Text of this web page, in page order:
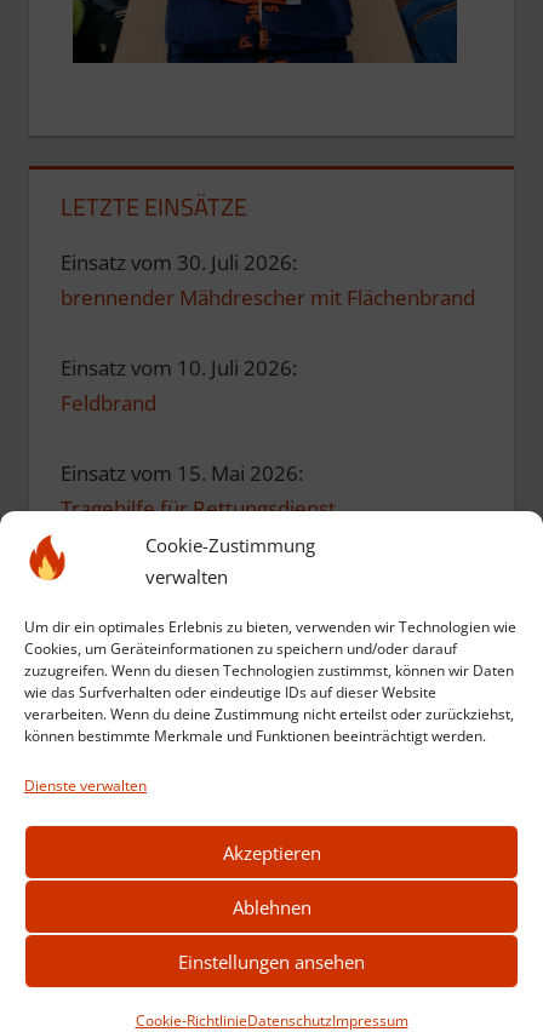
Cookie-Zustimmung
verwalten
Um dir ein optimales Erlebnis zu bieten, verwenden wir Technologien wie
Cookies, um Geräteinformationen zu speichern und/oder darauf
zuzugreifen. Wenn du diesen Technologien zustimmst, können wir Daten
wie das Surfverhalten oder eindeutige IDs auf dieser Website
verarbeiten. Wenn du deine Zustimmung nicht erteilst oder zurückziehst,
können bestimmte Merkmale und Funktionen beeinträchtigt werden.
Dienste verwalten
Akzeptieren
Ablehnen
Einstellungen ansehen
Cookie-RichtlinieDatenschutzImpressum
LETZTE EINSÄTZE
Einsatz vom 30. Juli 2026:
brennender Mähdrescher mit Flächenbrand
Einsatz vom 10. Juli 2026:
Feldbrand
Einsatz vom 15. Mai 2026:
Tragehilfe für Rettungsdienst
Einsatz vom 10. Mai 2026:
Einsatz vom 12. März 2026:
Kompost in Brand
Weitere Einsätze anzeigen
2026 © feuerwehr-stadtlengsfeld.de